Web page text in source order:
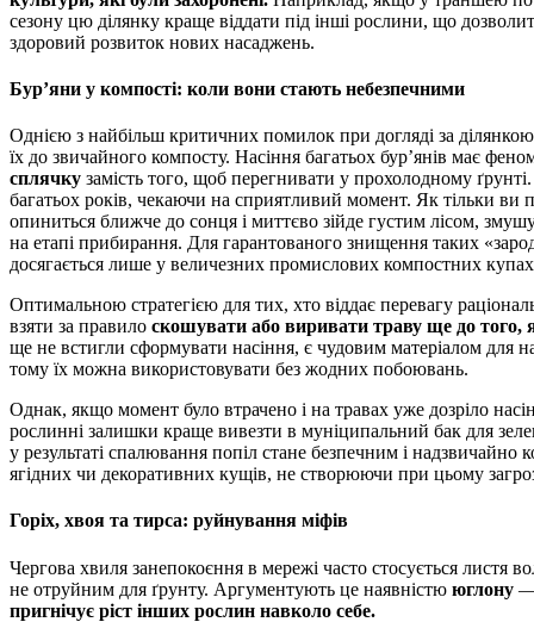
сезону цю ділянку краще віддати під інші рослини, що
здоровий розвиток нових насаджень.
Бур’яни у компості: коли вони стають небезпечними
Однією з найбільш критичних помилок при догляді за
їх до звичайного компосту. Насіння багатьох бур’янів має
сплячку замість того, щоб перегнивати у прохолодному
багатьох років, чекаючи на сприятливий момент. Як тільки ви
опиниться ближче до сонця і миттєво зійде густим лісом,
на етапі прибирання. Для гарантованого знищення таких
досягається лише у величезних промислових компостних
Оптимальною стратегією для тих, хто віддає перевагу
взяти за правило скошувати або виривати траву ще до того,
ще не встигли сформувати насіння, є чудовим матеріалом для
тому їх можна використовувати без жодних побоювань.
Однак, якщо момент було втрачено і на травах уже дозріло
рослинні залишки краще вивезти в муніципальний бак для
у результаті спалювання попіл стане безпечним і
ягідних чи декоративних кущів, не створюючи при цьому
Горіх, хвоя та тирса: руйнування міфів
Чергова хвиля занепокоєння в мережі часто стосується листя
не отруйним для ґрунту. Аргументують це наявністю юглону —
пригнічує ріст інших рослин навколо себе.